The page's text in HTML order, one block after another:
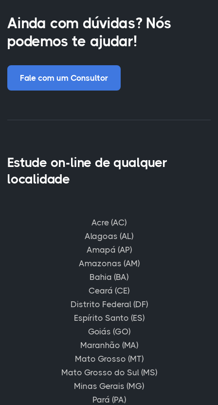
Ainda com dúvidas? Nós
podemos te ajudar!
Fale com um Consultor
Estude on-line de qualquer
localidade
Acre (AC)
Alagoas (AL)
Amapá (AP)
Amazonas (AM)
Bahia (BA)
Ceará (CE)
Distrito Federal (DF)
Espírito Santo (ES)
Goiás (GO)
Maranhão (MA)
Mato Grosso (MT)
Mato Grosso do Sul (MS)
Minas Gerais (MG)
Pará (PA)